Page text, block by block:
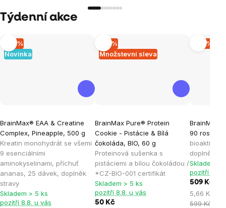
Týdenní akce
Novinka
–10 %
BrainMax® EAA & Creatine
Complex, Pineapple, 500 g
Kreatin monohydrát se všemi
9 esenciálními
aminokyselinami, příchuť
ananas, 25 dávek, doplněk
stravy
hodnocení
produktu
je
3,0
z
5
hvězdiček.
Skladem > 5 ks
pozítří 8.8. u vás
Množstevní sleva
–15 %
BrainMax Pure® Protein
Cookie - Pistácie & Bílá
čokoláda, BIO, 60 g
Proteinová sušenka s
pistáciemi a bílou čokoládou /
*CZ-BIO-001 certifikát
hodnocení
produktu
je
4,9
z
5
hvězdiček.
Skladem > 5 ks
pozítří 8.8. u vás
50 Kč
–15 %
BrainMax
90
bioaktivní
doplněk
produktu
je
5,0
z
Skladem >
pozítří 8.8.
509 Kč
Měrná
cena:
5,66 Kč / 1
599 Kč